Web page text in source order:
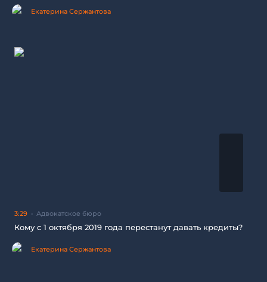
Екатерина Сержантова
3:29 Адвокатское бюро
Кому с 1 октября 2019 года перестанут давать кредиты?
Екатерина Сержантова